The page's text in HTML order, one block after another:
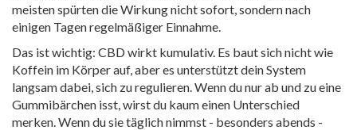
meisten spürten die Wirkung nicht sofort, sondern nach
einigen Tagen regelmäßiger Einnahme.
Das ist wichtig: CBD wirkt kumulativ. Es baut sich nicht wie
Koffein im Körper auf, aber es unterstützt dein System
langsam dabei, sich zu regulieren. Wenn du nur ab und zu eine
Gummibärchen isst, wirst du kaum einen Unterschied
merken. Wenn du sie täglich nimmst - besonders abends -